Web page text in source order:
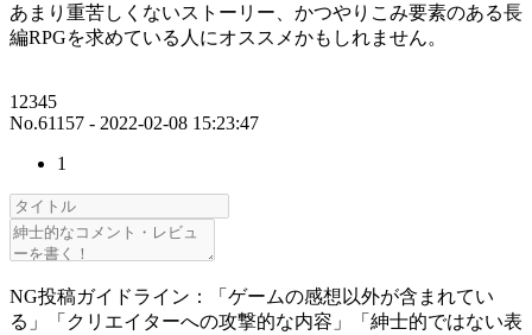
あまり重苦しくないストーリー、かつやりこみ要素のある長
編RPGを求めている人にオススメかもしれません。
12345
No.61157 - 2022-02-08 15:23:47
1
NG投稿ガイドライン：「ゲームの感想以外が含まれてい
る」「クリエイターへの攻撃的な内容」「紳士的ではない表